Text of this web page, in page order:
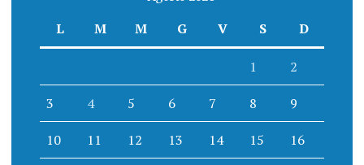
L
M M G V S D
1 2
3 4 5 6 7 8 9
10 11 12 13 14 15 16